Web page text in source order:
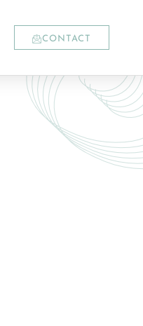
CONTACT